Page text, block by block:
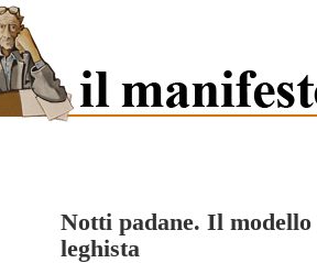
Notti padane. Il modello
leghista